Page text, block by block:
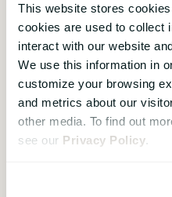
This website stores
cookies are used to collect
interact with our website
We use this information in
customize your browsing
and metrics about our
other media. To find out
see our Privacy Policy
forkerte
Overbelastning
skabe forvirring
fokusere på
Manglende
ikke